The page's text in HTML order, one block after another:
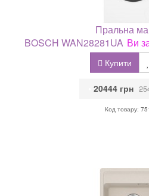
Пральна
BOSCH WAN28281UA Ви
Купити
20444 грн
Код товару: